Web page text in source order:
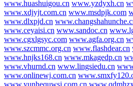
www.huashuigou.cn www.yzdyxh.cn
www.xdjyjt.com.cn www.msdpjk.com
www.dlxpjd.cn
www.ceyaisi.cn www.sandoc.cn
www.cgxlgsyc.com www.agfa.org.cn
www.szcmmc.org.cn www.flashdear.cn
www.hnjks168.cn www.mkagedp.cn
www.vhurnd.cn www.lingsiedu.cn
www.onlinewj.com.cn
www.yunhequwsj.com.cn